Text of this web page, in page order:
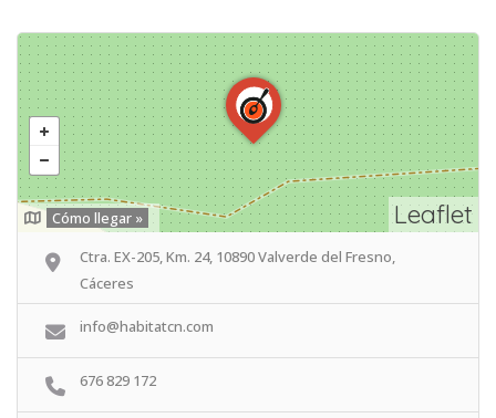
Leaflet
Cómo llegar »
Ctra. EX-205, Km. 24, 10890 Valverde del Fresno,
Cáceres
info@habitatcn.com
676 829 172